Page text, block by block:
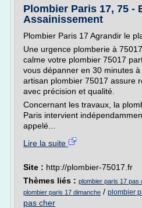
Plombier Paris 17, 75 -
Assainissement
Plombier Paris 17 Agrandir le
Une urgence plomberie à
calme votre plombier 75017
vous dépanner en 30 minutes
artisan plombier 75017 assure
avec précision et qualité.
Concernant les travaux, la
Paris intervient
appelé...
Lire la suite
Site : http://plombier-75017.fr
Thèmes liés : plombier paris 17 pas
plombier paris 17 dimanche / plombier
pas cher